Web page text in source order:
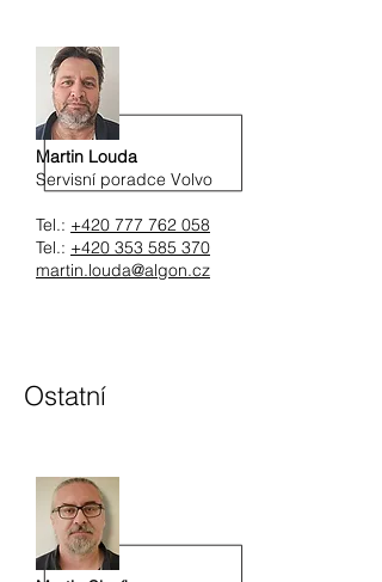
Martin Louda
Servisní poradce Volvo
Tel.: +420 777 762 058
Tel.: +420 353 585 370
martin.louda@algon.cz
Ostatní